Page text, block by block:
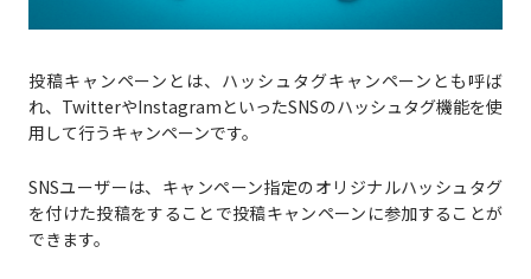
投稿キャンペーンとは、ハッシュタグキャンペーンとも呼ば
れ、TwitterやInstagramといったSNSのハッシュタグ機能を使
用して行うキャンペーンです。
SNSユーザーは、キャンペーン指定のオリジナルハッシュタグ
を付けた投稿をすることで投稿キャンペーンに参加することが
できます。